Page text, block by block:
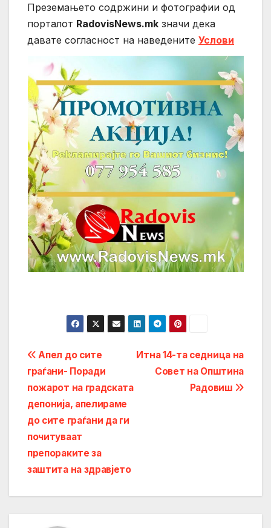
Преземањето содржини и фотографии од
порталот RadovisNews.mk значи дека
давате согласност на нaведените Услови
Post
navigation
Итна 14-та седница на
Совет на Општина
Радовиш
Апел до сите
граѓани- Поради
пожарот на градската
депонија, апелираме
до сите граѓани да ги
почитуваат
препораките за
заштита на здравјето